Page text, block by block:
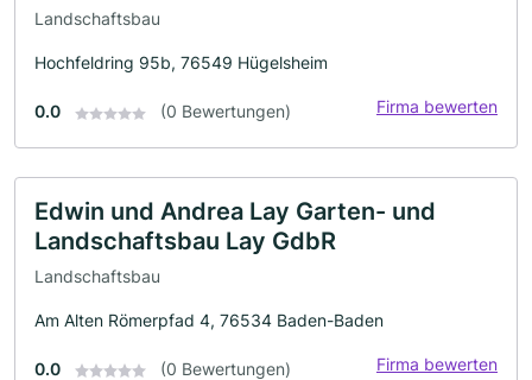
Landschaftsbau
Hochfeldring 95b, 76549 Hügelsheim
0.0 (0 Bewertungen) Firma bewerten
Edwin und Andrea Lay Garten- und
Landschaftsbau Lay GdbR
Landschaftsbau
Am Alten Römerpfad 4, 76534 Baden-Baden
0.0 (0 Bewertungen) Firma bewerten